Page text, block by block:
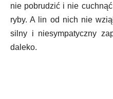
nie pobrudzić i nie
ryby. A lin od nich nie
silny i niesympatyczny
daleko.